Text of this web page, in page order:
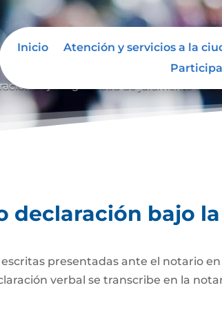
Inicio Atención y servicios a la
Participa
bajo la gravedad de juramento
declaración bajo
presentadas ante el notario
verbal se transcribe en la